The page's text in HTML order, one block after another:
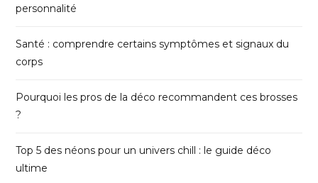
personnalité
Santé : comprendre certains symptômes et signaux du
corps
Pourquoi les pros de la déco recommandent ces brosses
?
Top 5 des néons pour un univers chill : le guide déco
ultime